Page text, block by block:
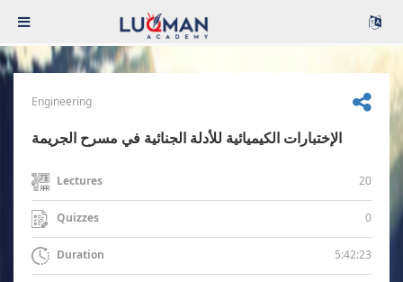
Engineering
الإختبارات الكيميائية للأدلة الجنائية في مسرح الجريمة
Lectures 20
Quizzes 0
Duration 5:42:23